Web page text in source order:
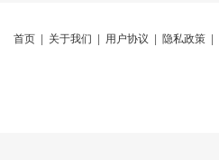
首页 关于我们 用户协议 隐私政策